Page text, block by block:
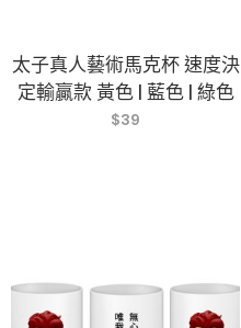
太子真人藝術馬克杯 速度決
定輸贏款 黃色 | 藍色 | 綠色
$39